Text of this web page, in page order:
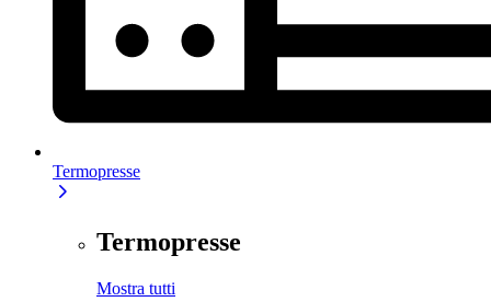
Termopresse
Termopresse
Mostra tutti